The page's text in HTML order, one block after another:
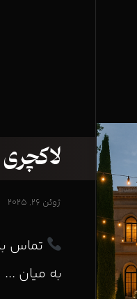
ژوئن ۲۶, ۲۰۲۵
تماس
به میان ...